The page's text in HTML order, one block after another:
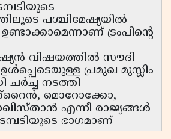
പശ്ചിമേഷ്യയിൽ
ട്രംപിൻ്റെ
വിഷയത്തിൽ സൗദി
പ്രമുഖ മുസ്ലിം
ചർച്ച നടത്തി
മൊറോക്കോ,
എന്നീ രാജ്യങ്ങൾ
ഭാഗമാണ്